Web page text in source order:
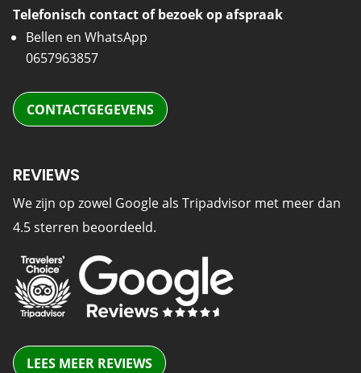
Telefonisch contact of bezoek op afspraak
Bellen en WhatsApp
0657963857
CONTACTGEGEVENS
REVIEWS
We zijn op zowel Google als Tripadvisor met meer dan
4.5 sterren beoordeeld.
LEES MEER REVIEWS